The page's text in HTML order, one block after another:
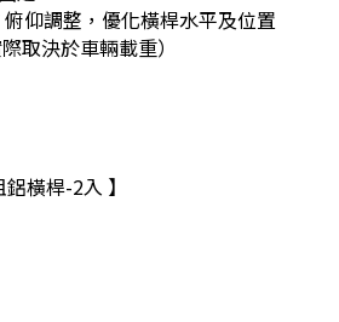
仰調整，優化橫桿水平及位置
取決於車輛載重）
橫桿-2入 】